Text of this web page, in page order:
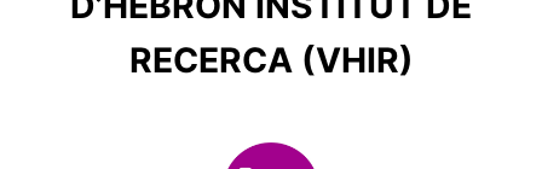
RECERCA (VHIR)